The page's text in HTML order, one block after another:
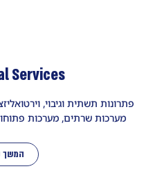
Services
פתרונות תשתית וגיבוי,
מערכות שרתים, מערכות
המשך